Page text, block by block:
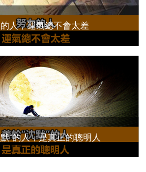
人，運氣總不會太差
”的人，是真正的聰明人